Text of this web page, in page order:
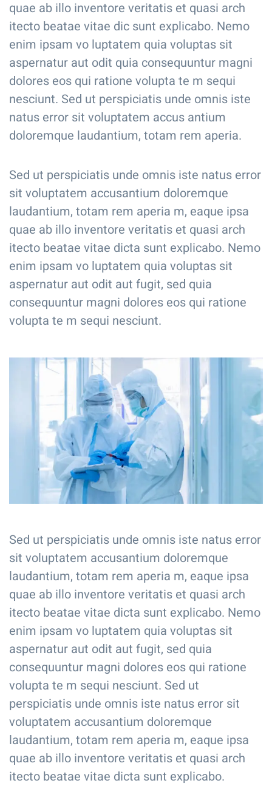
quae ab illo inventore veritatis et quasi arch
itecto beatae vitae dic sunt explicabo. Nemo
enim ipsam vo luptatem quia voluptas sit
aspernatur aut odit quia consequuntur magni
dolores eos qui ratione volupta te m sequi
nesciunt. Sed ut perspiciatis unde omnis iste
natus error sit voluptatem accus antium
doloremque laudantium, totam rem aperia.
Sed ut perspiciatis unde omnis iste natus error
sit voluptatem accusantium doloremque
laudantium, totam rem aperia m, eaque ipsa
quae ab illo inventore veritatis et quasi arch
itecto beatae vitae dicta sunt explicabo. Nemo
enim ipsam vo luptatem quia voluptas sit
aspernatur aut odit aut fugit, sed quia
consequuntur magni dolores eos qui ratione
volupta te m sequi nesciunt.
Sed ut perspiciatis unde omnis iste natus error
sit voluptatem accusantium doloremque
laudantium, totam rem aperia m, eaque ipsa
quae ab illo inventore veritatis et quasi arch
itecto beatae vitae dicta sunt explicabo. Nemo
enim ipsam vo luptatem quia voluptas sit
aspernatur aut odit aut fugit, sed quia
consequuntur magni dolores eos qui ratione
volupta te m sequi nesciunt. Sed ut
perspiciatis unde omnis iste natus error sit
voluptatem accusantium doloremque
laudantium, totam rem aperia m, eaque ipsa
quae ab illo inventore veritatis et quasi arch
itecto beatae vitae dicta sunt explicabo.